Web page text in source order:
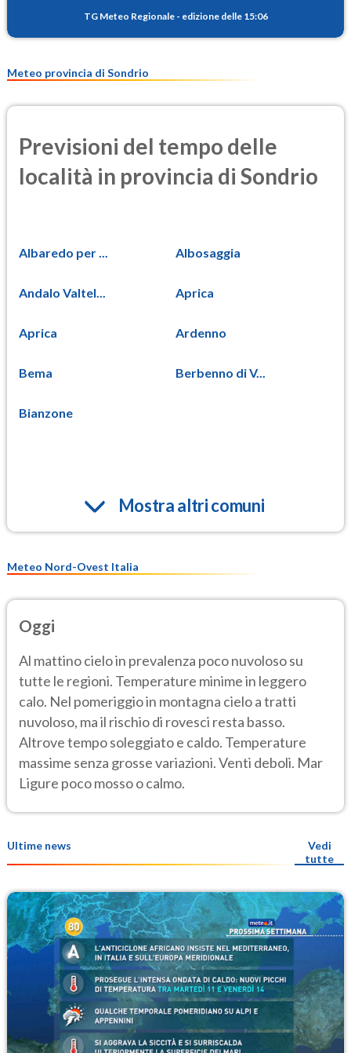
PM25
TG Meteo Regionale - edizione delle 15:06
Meteo provincia di Sondrio
Previsioni del tempo delle
località in provincia di Sondrio
Albaredo per ... Albosaggia
Andalo Valtel... Aprica
Aprica Ardenno
Bema Berbenno di V...
Bianzone
Mostra altri comuni
Meteo Nord-Ovest Italia
Oggi
Al mattino cielo in prevalenza poco nuvoloso su
tutte le regioni. Temperature minime in leggero
calo. Nel pomeriggio in montagna cielo a tratti
nuvoloso, ma il rischio di rovesci resta basso.
Altrove tempo soleggiato e caldo. Temperature
massime senza grosse variazioni. Venti deboli. Mar
Ligure poco mosso o calmo.
Ultime news
Vedi
tutte